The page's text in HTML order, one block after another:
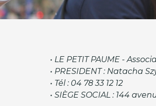
• LE PETIT PAUME -
• PRESIDENT : Natacha
• Tél : 04 78 33 12 12
• SIÈGE SOCIAL : 144